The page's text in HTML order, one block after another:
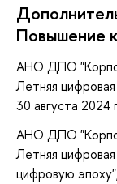
Повышение
АНО ДПО
Летняя
30 августа 2024
АНО ДПО
Летняя
цифровую